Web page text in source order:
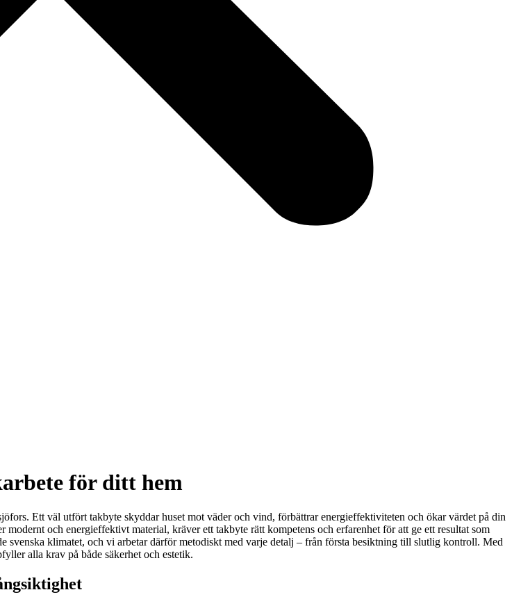
för ditt hem
Ett väl utfört takbyte skyddar huset mot väder och vind, förbättrar energieffektiviteten och ökar värdet på din
och energieffektivt material, kräver ett takbyte rätt kompetens och erfarenhet för att ge ett resultat som
svenska klimatet, och vi arbetar därför metodiskt med varje detalj – från första besiktning till slutlig kontroll. Med
alla krav på både säkerhet och estetik.